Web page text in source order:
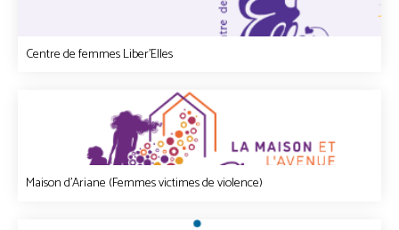
Centre de femmes Liber'Elles
Maison d'Ariane (Femmes victimes de violence)